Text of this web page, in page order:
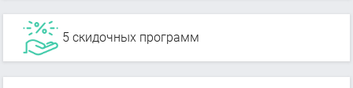
5 скидочных программ